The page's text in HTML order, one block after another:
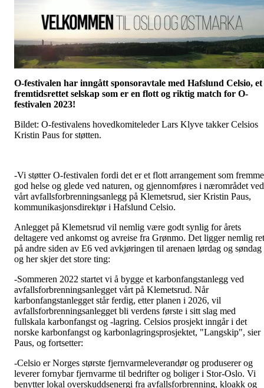
O-festivalen har inngått sponsoravtale med Hafslund Celsio, et
fremtidsrettet selskap som er en flott og riktig match for O-
festivalen 2023!
Bildet: O-festivalens hovedkomiteleder Lars Klyve takker Celsios
Kristin Paus for støtten.
-Vi støtter O-festivalen fordi det er et flott arrangement som
god helse og glede ved naturen, og gjennomføres i nærområdet ved
vårt avfallsforbrenningsanlegg på Klemetsrud, sier Kristin Paus,
kommunikasjonsdirektør i Hafslund Celsio.
Anlegget på Klemetsrud vil nemlig være godt synlig for årets
deltagere ved ankomst og avreise fra Grønmo. Det ligger nemlig
på andre siden av E6 ved avkjøringen til arenaen lørdag og søndag
og her skjer det store ting:
-Sommeren 2022 startet vi å bygge et karbonfangstanlegg ved
avfallsforbrenningsanlegget vårt på Klemetsrud. Når
karbonfangstanlegget står ferdig, etter planen i 2026, vil
avfallsforbrenningsanlegget bli verdens første i sitt slag med
fullskala karbonfangst og -lagring. Celsios prosjekt inngår i det
norske karbonfangst og karbonlagringsprosjektet, "Langskip", sier
Paus, og fortsetter:
-Celsio er Norges største fjernvarmeleverandør og produserer og
leverer fornybar fjernvarme til bedrifter og boliger i Stor-Oslo. Vi
benytter lokal overskuddsenergi fra avfallsforbrenning, kloakk og